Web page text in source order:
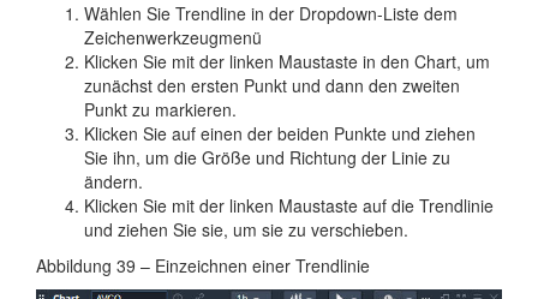
Wählen Sie Trendline in der Dropdown-Liste dem
Zeichenwerkzeugmenü
Klicken Sie mit der linken Maustaste in den Chart, um
zunächst den ersten Punkt und dann den zweiten
Punkt zu markieren.
Klicken Sie auf einen der beiden Punkte und ziehen
Sie ihn, um die Größe und Richtung der Linie zu
ändern.
Klicken Sie mit der linken Maustaste auf die Trendlinie
und ziehen Sie sie, um sie zu verschieben.
Abbildung 39 – Einzeichnen einer Trendlinie